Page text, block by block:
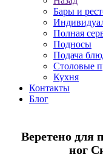
Бары и
Полная
Подносы
Подача
Столовые
Кухня
Контакты
Блог
Веретено для
ног